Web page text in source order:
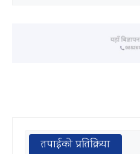
तपाईको प्रतिक्रिया